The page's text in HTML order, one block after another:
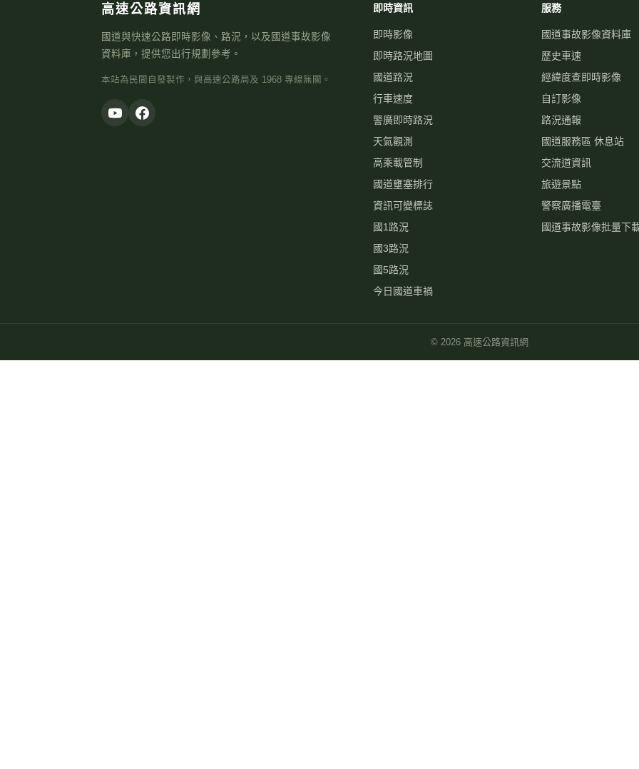
高速公路資訊網
國道與快速公路即時影像、路況，以及國道事故影像
資料庫，提供您出行規劃參考。
本站為民間自發製作，與高速公路局及 1968 專線無關。
即時資訊
即時影像
即時路況地圖
國道路況
行車速度
警廣即時路況
天氣觀測
高乘載管制
國道壅塞排行
資訊可變標誌
國1路況
國3路況
國5路況
今日國道車禍
服務
國道事故影像資料庫
歷史車速
經緯度查即時影像
自訂影像
路況通報
國道服務區 休息站
交流道資訊
旅遊景點
警察廣播電臺
國道事故影像批量下
© 2026高速公路資訊網